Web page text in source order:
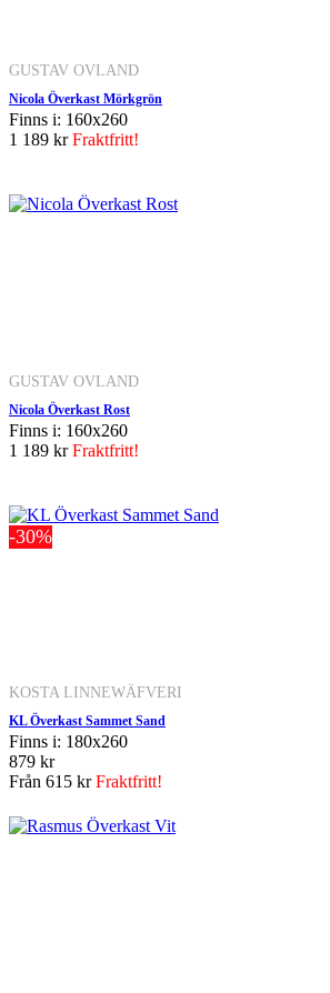
GUSTAV OVLAND
Nicola Överkast Mörkgrön
Finns i: 160x260
1 189 krFraktfritt!
GUSTAV OVLAND
Nicola Överkast Rost
Finns i: 160x260
1 189 krFraktfritt!
-30%
KOSTA LINNEWÄFVERI
KL Överkast Sammet Sand
Finns i: 180x260
879 kr
Från 615 krFraktfritt!